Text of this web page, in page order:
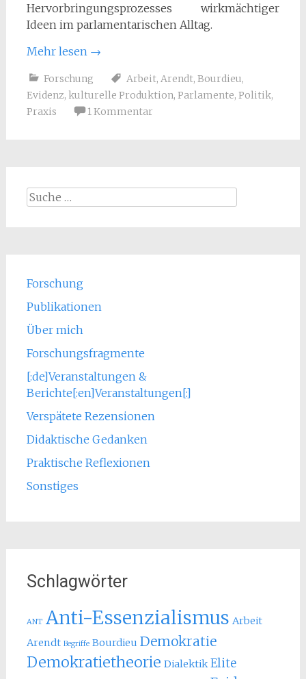
Hervorbringungsprozesses wirkmächtiger
Ideen im parlamentarischen Alltag.
Mehr lesen →
Forschung Arbeit, Arendt, Bourdieu,
Evidenz, kulturelle Produktion, Parlamente, Politik,
Praxis
1 Kommentar
Suche
Forschung
Publikationen
Über mich
Forschungsfragmente
[:de]Veranstaltungen &
Berichte[:en]Veranstaltungen[:]
Verspätete Rezensionen
Didaktische Gedanken
Praktische Reflexionen
Sonstiges
Schlagwörter
ANT Anti-Essenzialismus Arbeit
Arendt Begriffe Bourdieu Demokratie
Demokratietheorie Dialektik Elite